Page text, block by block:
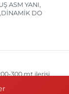
ASM YANI,
DO
300 mt ilerisi